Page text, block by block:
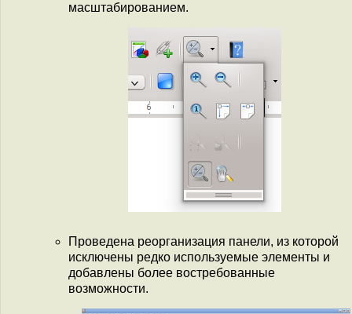
масштабированием.
Проведена реорганизация панели, из которой
исключены редко используемые элементы и
добавлены более востребованные
возможности.